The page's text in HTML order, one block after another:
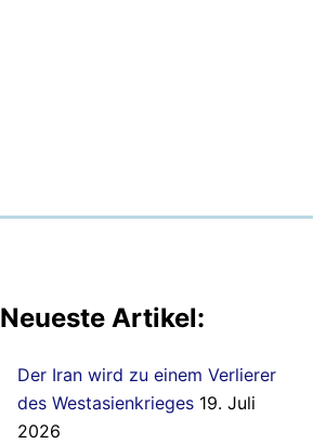
Neueste Artikel:
Der Iran wird zu einem Verlierer
des Westasienkrieges 19. Juli
2026